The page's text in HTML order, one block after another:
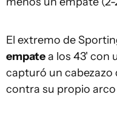
El extremo de
empatea los 43' con
capturó un cabezazo
contra su propio arco